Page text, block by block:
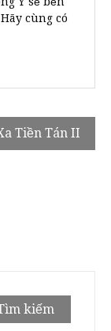
cùng có
Tiền Tán II